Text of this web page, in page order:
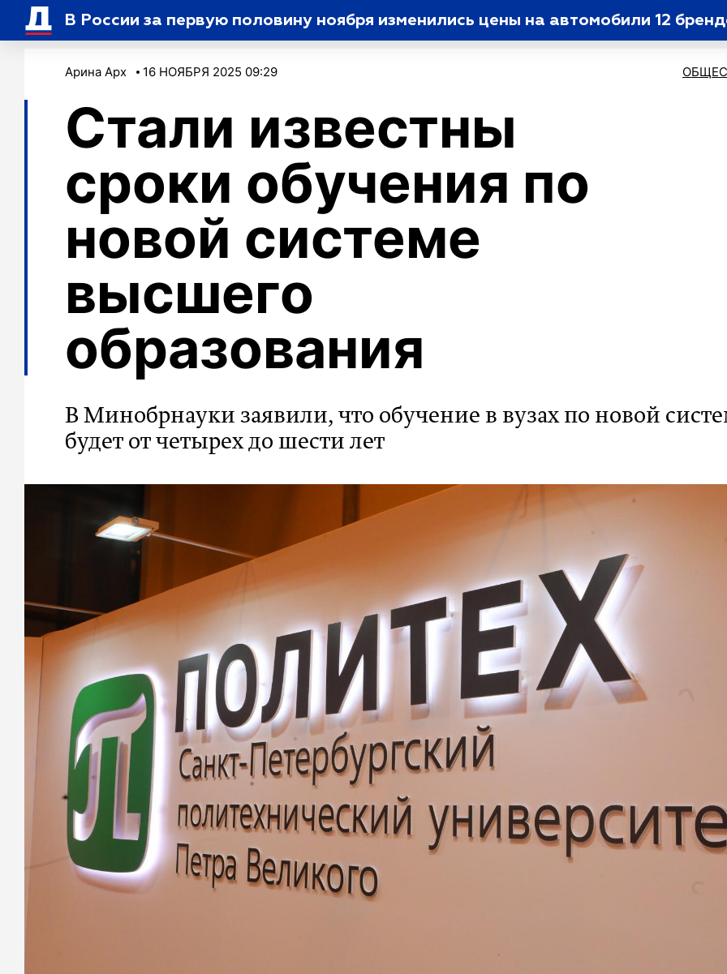
В России за первую половину ноября изменились цены на автомобили 12
Арина Арх 16 НОЯБРЯ 2025 09:29
Стали известны
сроки обучения по
новой системе
высшего
образования
В Минобрнауки заявили, что обучение в вузах по новой
будет от четырех до шести лет